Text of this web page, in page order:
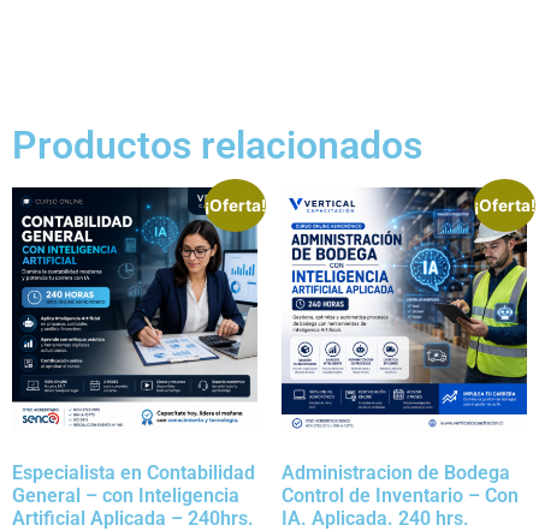
Productos relacionados
¡Oferta!
Especialista en Contabilidad
General – con Inteligencia
Artificial Aplicada – 240hrs.
¡Oferta!
Administracion de Bodega
Control de Inventario – Con
IA. Aplicada. 240 hrs.